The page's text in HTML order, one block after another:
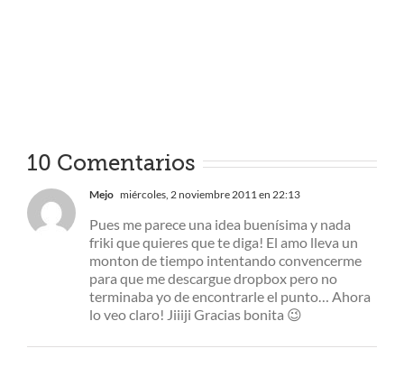
10 Comentarios
Mejo miércoles, 2 noviembre 2011 en 22:13
Pues me parece una idea buenísima y nada
friki que quieres que te diga! El amo lleva un
monton de tiempo intentando convencerme
para que me descargue dropbox pero no
terminaba yo de encontrarle el punto… Ahora
lo veo claro! Jiiiji Gracias bonita 😉